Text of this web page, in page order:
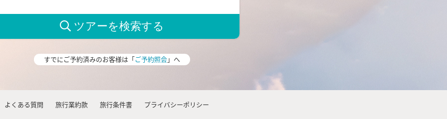
すでにご予約済みのお客様は「ご予約照会」へ
よくある質問 旅行業約款 旅行条件書 プライバシーポリシー